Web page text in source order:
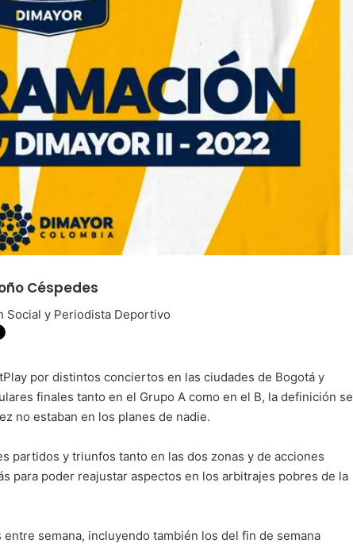
Céspedes
Social y Periodista Deportivo
por distintos conciertos en las ciudades de Bogotá y
finales tanto en el Grupo A como en el B, la definición se
no estaban en los planes de nadie.
partidos y triunfos tanto en las dos zonas y de acciones
para poder reajustar aspectos en los arbitrajes pobres de la
semana, incluyendo también los del fin de semana